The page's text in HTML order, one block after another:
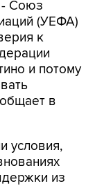
к
и потому
в
из